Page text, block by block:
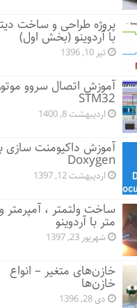
پروژه طراحی و ساخت
با آردوینو (بخش اول)
تیر 10, 1396
آموزش اتصال سروو
STM32
اردیبهشت 8, 1400
آموزش داکیومنت سازی
Doxygen
اردیبهشت 12, 1397
ساخت ولتمتر ، آمپرمتر
متر با آردوینو
شهریور 23, 1397
خازن‌های متغیر – انواع
خازن‌ها
دی 28, 1396